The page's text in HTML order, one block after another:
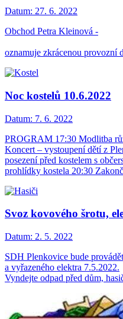
Datum: 27. 6. 2022
Obchod Petra Kleinová -
oznamuje zkrácenou provozní
Noc kostelů 10.6.2022
Datum: 7. 6. 2022
PROGRAM 17:30 Modlitba
Koncert – vystoupení dětí z
posezení před kostelem s
prohlídky kostela 20:30
Svoz kovového šrotu,
Datum: 2. 5. 2022
SDH Plenkovice bude
a vyřazeného elektra 7.5.2022.
Vyndejte odpad před dům,